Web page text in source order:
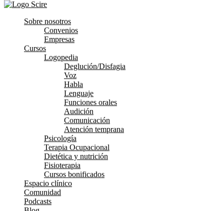
Sobre nosotros
Convenios
Empresas
Cursos
Logopedia
Deglución/Disfagia
Voz
Habla
Lenguaje
Funciones orales
Audición
Comunicación
Atención temprana
Psicología
Terapia Ocupacional
Dietética y nutrición
Fisioterapia
Cursos bonificados
Espacio clínico
Comunidad
Podcasts